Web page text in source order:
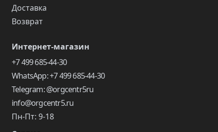
Доставка
Возврат
Интернет-магазин
+7 499 685-44-30
WhatsApp: +7 499 685-44-30
Telegram: @orgcentr5ru
info@orgcentr5.ru
Пн-Пт: 9-18